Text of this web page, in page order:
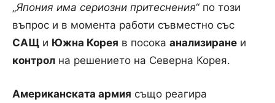
„Япония има сериозни притеснения“ по този
въпрос и в момента работи съвместно със
САЩ и Южна Корея в посока анализиране и
контрол на решението на Северна Корея.
Американската армия също реагира